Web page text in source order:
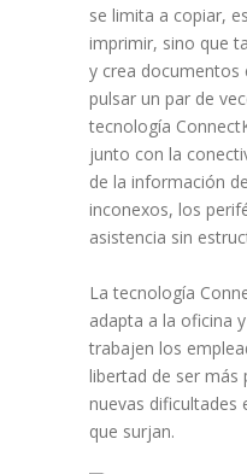
se limita a copiar,
imprimir, sino que
y crea documentos
pulsar un par de
tecnología
junto con la
de la información
inconexos, los
asistencia sin
La tecnología
adapta a la oficina
trabajen los
libertad de ser más
nuevas dificultades
que surjan.